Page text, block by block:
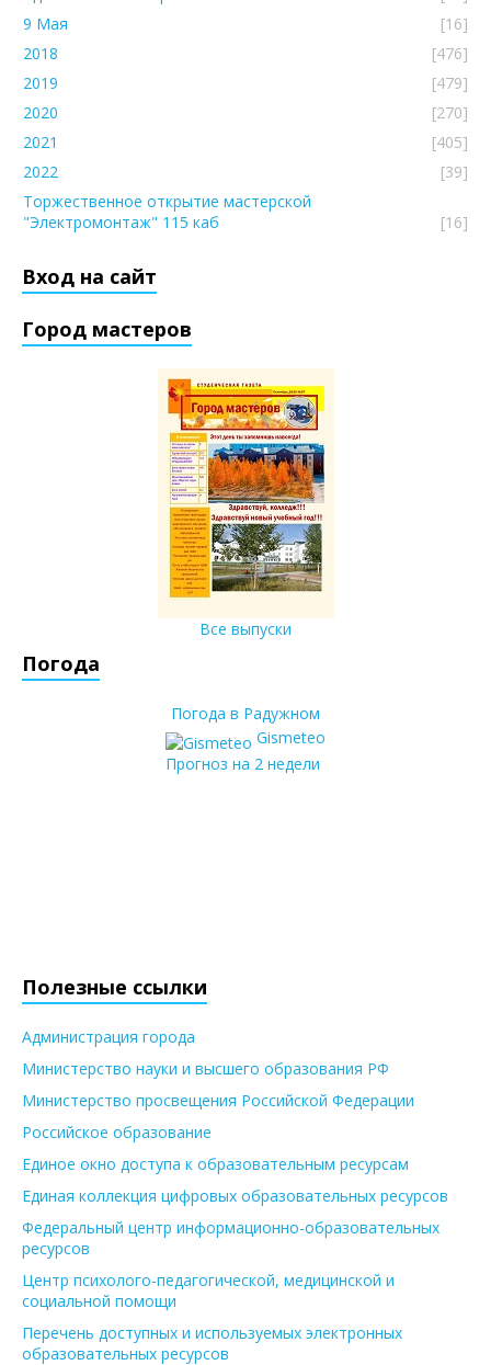
9 Мая
[16]
2018
[476]
2019
[479]
2020
[270]
2021
[405]
2022
[39]
Торжественное открытие мастерской
"Электромонтаж" 115 каб
[16]
Вход на сайт
Город мастеров
Все выпуски
Погода
Погода в Радужном
Gismeteo
Прогноз на 2 недели
Полезные ссылки
Администрация города
Министерство науки и высшего образования РФ
Министерство просвещения Российской Федерации
Российское образование
Единое окно доступа к образовательным ресурсам
Единая коллекция цифровых образовательных ресурсов
Федеральный центр информационно-образовательных
ресурсов
Центр психолого-педагогической, медицинской и
социальной помощи
Перечень доступных и используемых электронных
образовательных ресурсов